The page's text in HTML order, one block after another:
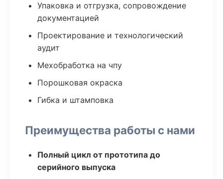
Упаковка и отгрузка, сопровождение
документацией
Проектирование и технологический
аудит
Мехобработка на чпу
Порошковая окраска
Гибка и штамповка
Преимущества работы с нами
Полный цикл от прототипа до
серийного выпуска